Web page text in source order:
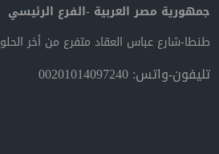
جمهورية مصر العربية -الفرع الرئيسي
طنطا-شارع عباس العقاد متفرع من أخر الحلو
تليفون-واتس: 00201014097240